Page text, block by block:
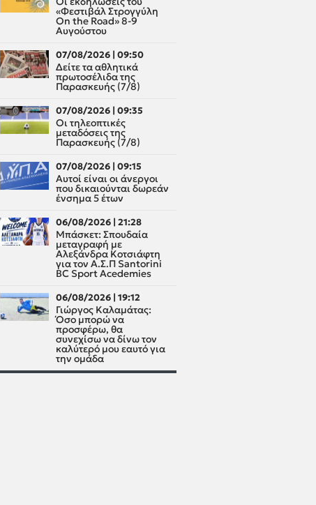
«Φεστιβάλ Στρογγύλη
On the Road» 8-9
Αυγούστου
07/08/2026 | 09:50
Δείτε τα αθλητικά
πρωτοσέλιδα της
Παρασκευής (7/8)
07/08/2026 | 09:35
Οι τηλεοπτικές
μεταδόσεις της
Παρασκευής (7/8)
07/08/2026 | 09:15
Αυτοί είναι οι άνεργοι
που δικαιούνται δωρεάν
ένσημα 5 έτων
06/08/2026 | 21:28
Μπάσκετ: Σπουδαία
μεταγραφή με
Αλεξάνδρα Κοτσιάφτη
για τον A.Σ.Π Santorini
BC Sport Acedemies
06/08/2026 | 19:12
Γιώργος Καλαμάτας:
Όσο μπορώ να
προσφέρω, θα
συνεχίσω να δίνω τον
καλύτερό μου εαυτό για
την ομάδα